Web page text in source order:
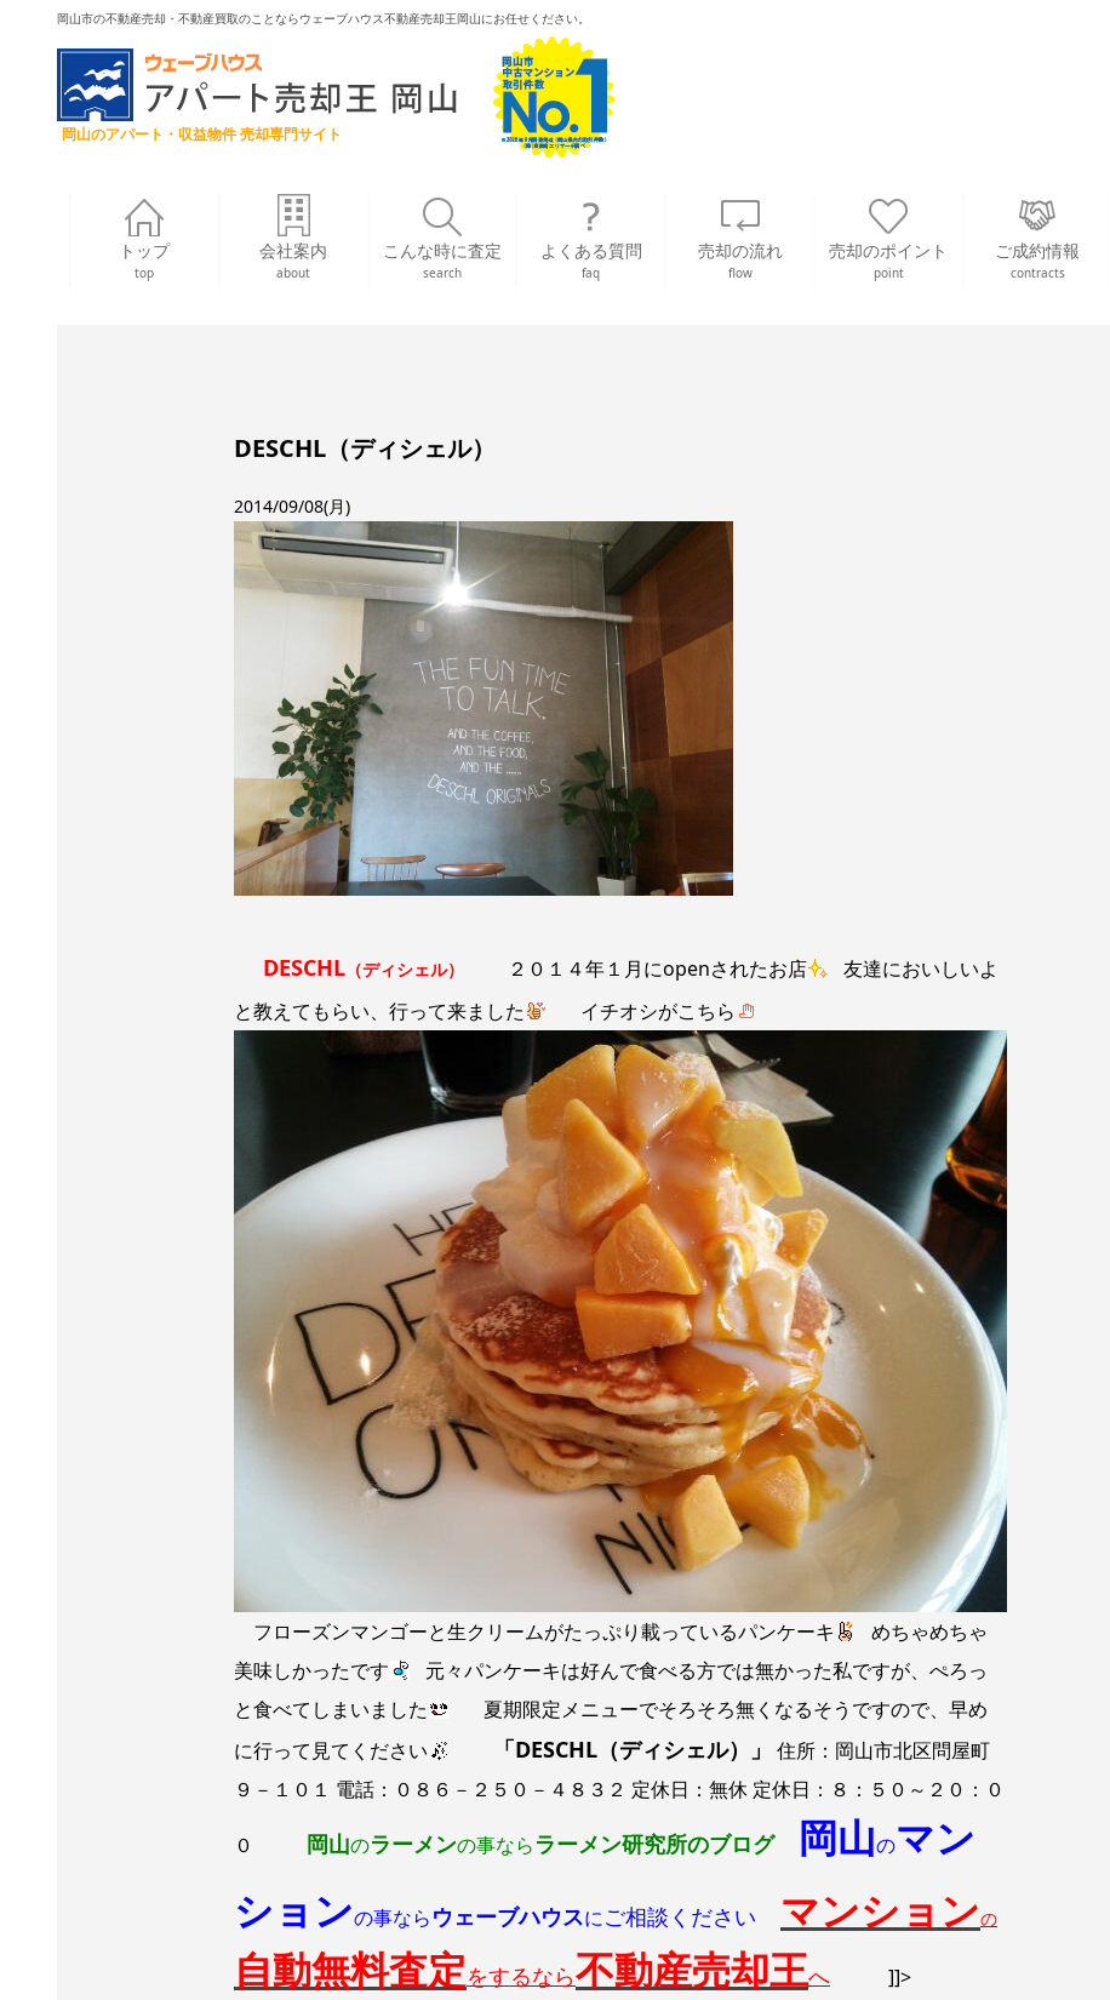
岡山市の不動産売却・不動産買取のことならウェーブハウス不動産売却王岡山にお任せください。
岡山のアパート・収益物件 売却専門サイト
トップ
top
会社案内
about
こんな時に査定
search
よくある質問
faq
売却の流れ
flow
売却のポイント
point
ご成約情報
contracts
DESCHL（ディシェル）
2014/09/08(月)
DESCHL （ディシェル） ２０１４年１月にopenされたお店
友達においしいよ
と教えてもらい、行って来ました
イチオシがこちら
フローズンマンゴーと生クリームがたっぷり載っているパンケーキ
めちゃめちゃ
美味しかったです
元々パンケーキは好んで食べる方では無かった私ですが、ぺろっ
と食べてしまいました
夏期限定メニューでそろそろ無くなるそうですので、早め
に行って見てください
「DESCHL（ディシェル）」
住所：岡山市北区問屋町
９－１０１ 電話：０８６－２５０－４８３２ 定休日：無休 定休日：８：５０～２０：０
０ 岡山のラーメンの事ならラーメン研究所のブログ 岡山のマン
ションの事ならウェーブハウスにご相談ください マンションの
自動無料査定をするなら不動産売却王へ ]]>